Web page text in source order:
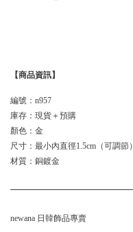
【商品資訊】
編號：n957
庫存：現貨＋預購
顏色：金
尺寸：最小內直徑1.5cm（可調節）
材質：銅鍍金
newana 日韓飾品專賣